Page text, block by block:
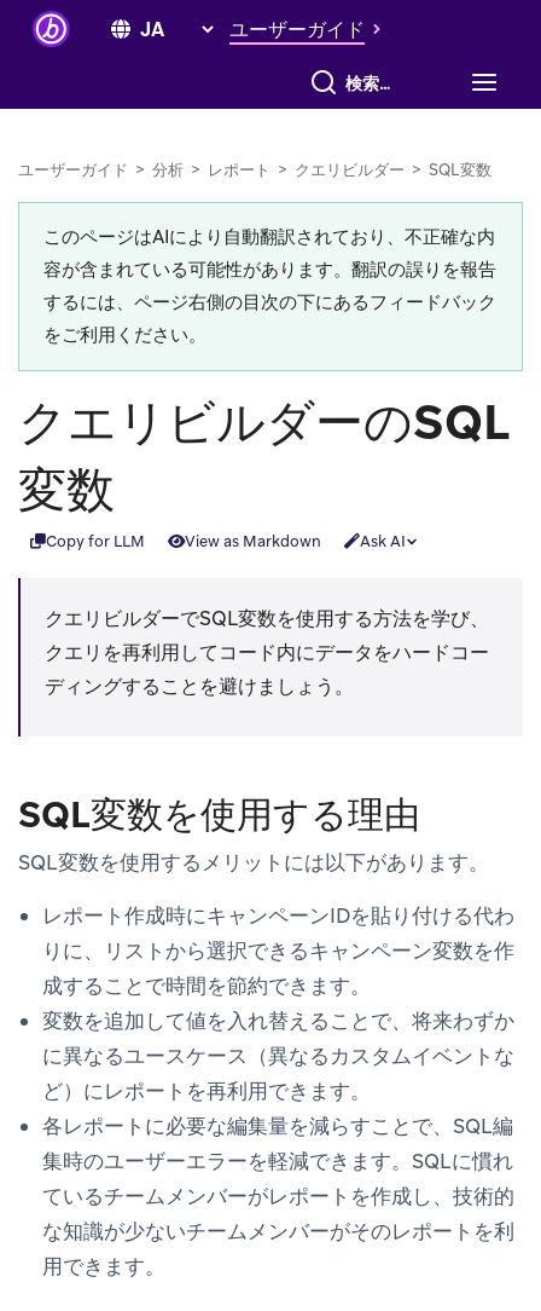
ユーザーガイド
すべて検索
ユーザーガイド > 分析 > レポート > クエリビルダー > SQL変数
このページはAIにより自動翻訳されており、不正確な内
容が含まれている可能性があります。翻訳の誤りを報告
するには、ページ右側の目次の下にあるフィードバック
をご利用ください。
クエリビルダーのSQL
変数
Copy for LLM View as Markdown Ask AI
クエリビルダーでSQL変数を使用する方法を学び、
クエリを再利用してコード内にデータをハードコー
ディングすることを避けましょう。
SQL変数を使用する理由
SQL変数を使用するメリットには以下があります。
レポート作成時にキャンペーンIDを貼り付ける代わ
りに、リストから選択できるキャンペーン変数を作
成することで時間を節約できます。
変数を追加して値を入れ替えることで、将来わずか
に異なるユースケース（異なるカスタムイベントな
ど）にレポートを再利用できます。
各レポートに必要な編集量を減らすことで、SQL編
集時のユーザーエラーを軽減できます。SQLに慣れ
ているチームメンバーがレポートを作成し、技術的
な知識が少ないチームメンバーがそのレポートを利
用できます。